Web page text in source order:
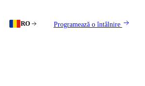
RO Programează o întâlnire